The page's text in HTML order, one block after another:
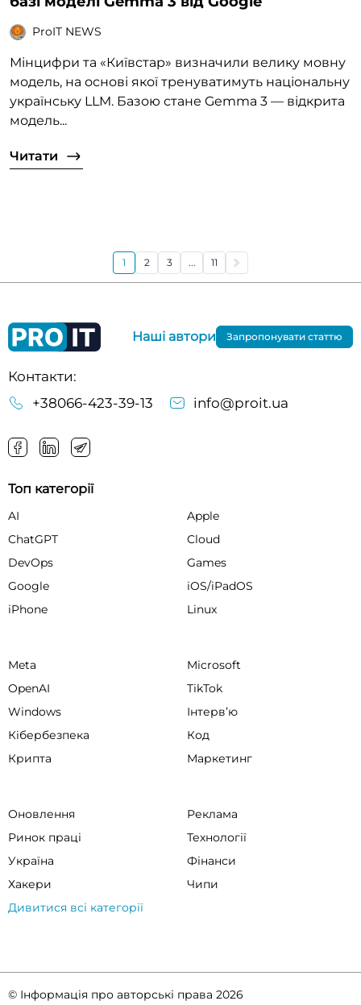
ProIT NEWS
Мінцифри та «Київстар» визначили велику мовну
модель, на основі якої тренуватимуть національну
українську LLM. Базою стане Gemma 3 — відкрита
модель...
Читати
1 2 3 ... 11
Контакти:
+38066-423-39-13
info@proit.ua
Наші автори Запропонувати статтю
Топ категорії
AI
Apple
ChatGPT
Cloud
DevOps
Games
Google
iOS/iPadOS
iPhone
Linux
Meta
Microsoft
OpenAI
TikTok
Windows
Інтервʼю
Кібербезпека
Код
Крипта
Маркетинг
Оновлення
Реклама
Ринок праці
Технології
Україна
Фінанси
Хакери
Чипи
Дивитися всі категорії
© Інформація про авторські права 2026